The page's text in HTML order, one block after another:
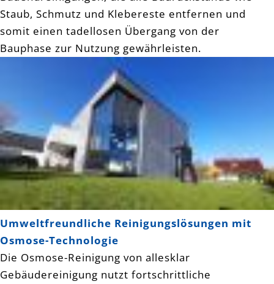
Staub, Schmutz und Klebereste entfernen und
somit einen tadellosen Übergang von der
Bauphase zur Nutzung gewährleisten.
Umweltfreundliche Reinigungslösungen mit
Osmose-Technologie
Die Osmose-Reinigung von allesklar
Gebäudereinigung nutzt fortschrittliche